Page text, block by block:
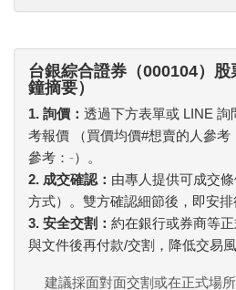
台銀綜合證券（000104）
鐘摘要）
1. 詢價： 透過下方表單或 LINE 詢
考報價 （買價均價#想賣的人參考
參考： -）。
2. 成交確認： 由專人提供可成交
方式）。雙方確認細節後，即安排
3. 安全交割： 約在銀行或券商等
與文件後再付款/交割，降低交易風
建議採面對面交割或在正式場